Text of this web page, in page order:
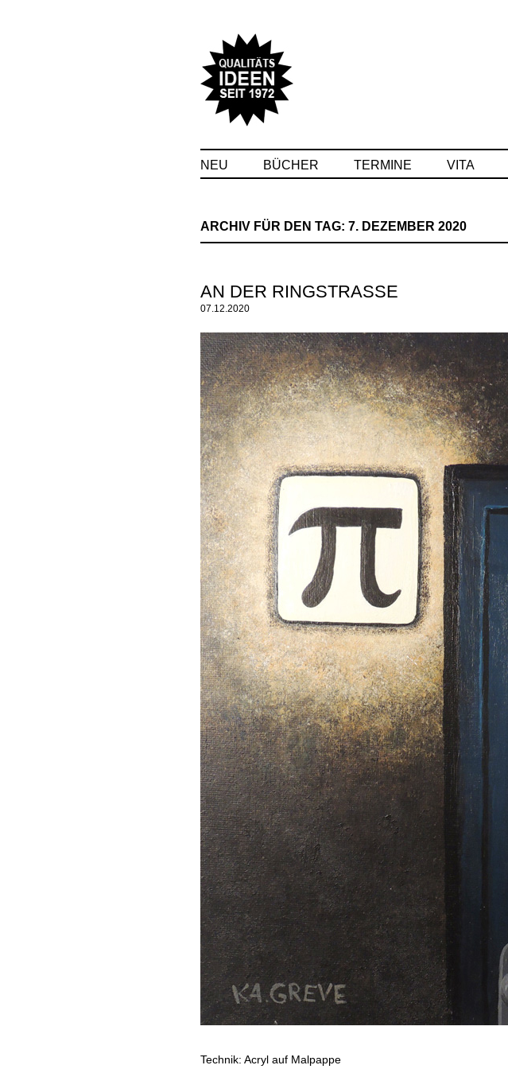
NEU BÜCHER TERMINE VITA
ARCHIV FÜR DEN TAG: 7. DEZEMBER 2020
AN DER RINGSTRASSE
07.12.2020
Technik: Acryl auf Malpappe